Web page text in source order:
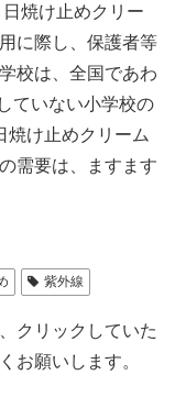
焼け止めクリー
に際し、保護者等
校は、全国であわ
ていない小学校の
焼け止めクリーム
の需要は、ますます
紫外線
クリックしていた
お願いします。